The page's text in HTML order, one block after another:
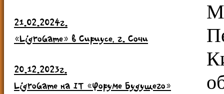
21.02.2024г.
«LigroGame» в Сириусе, г. Сочи
20.12.2023г.
LigroGame на IT «Форуме Будущего»